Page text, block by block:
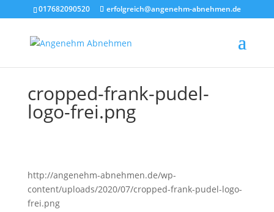
017682090520 erfolgreich@angenehm-abnehmen.de
cropped-frank-pudel-
logo-frei.png
http://angenehm-abnehmen.de/wp-
content/uploads/2020/07/cropped-frank-pudel-logo-
frei.png